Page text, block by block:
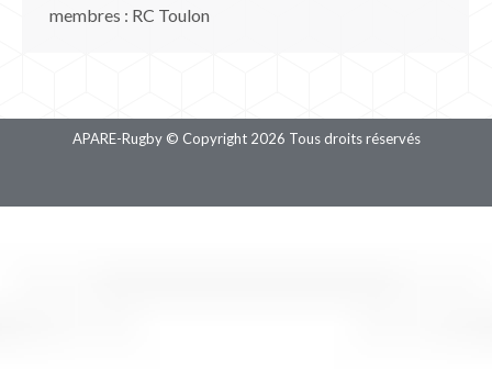
membres : RC Toulon
APARE-Rugby © Copyright 2026 Tous droits réservés